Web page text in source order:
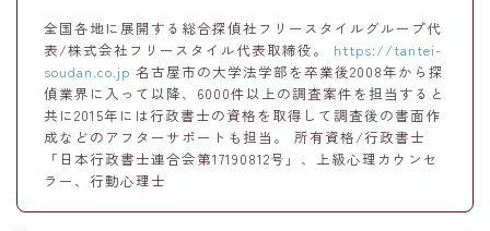
全国各地に展開する総合探偵社フリースタイルグループ代
表/株式会社フリースタイル代表取締役。 https://tantei-
soudan.co.jp 名古屋市の大学法学部を卒業後2008年から探
偵業界に入って以降、6000件以上の調査案件を担当すると
共に2015年には行政書士の資格を取得して調査後の書面作
成などのアフターサポートも担当。 所有資格/行政書士
「日本行政書士連合会第17190812号」、上級心理カウンセ
ラー、行動心理士